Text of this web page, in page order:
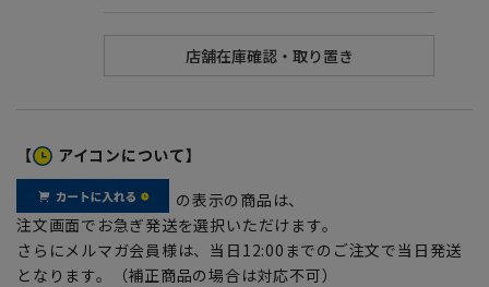
【 アイコンについて】
の表示の商品は、
注文画面でお急ぎ発送を選択いただけます。
さらにメルマガ会員様は、当日12:00までのご注文で当日発送
となります。（補正商品の場合は対応不可）